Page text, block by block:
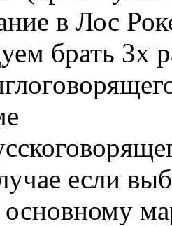
в Лос
брать 3х
если